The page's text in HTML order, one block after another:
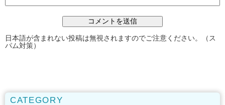
日本語が含まれない投稿は無視されますのでご注意ください。（ス
パム対策）
CATEGORY